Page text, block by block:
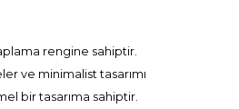
rengine sahiptir.
ve minimalist tasarımı
bir tasarıma sahiptir.